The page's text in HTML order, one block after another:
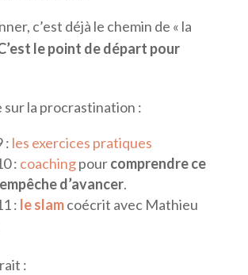
c’est déjà le chemin de « la
le point de départ pour
sur la procrastination :
: les exercices pratiques
: coachingpourcomprendre ce
d’avancer.
: le slamcoécrit avec Mathieu
: